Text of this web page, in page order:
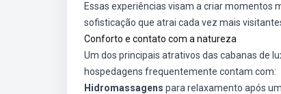
Essas experiências visam a criar momentos
sofisticação que atrai cada vez mais
Conforto e contato com a natureza
Um dos principais atrativos das cabanas de
hospedagens frequentemente contam com:
Hidromassagens para relaxamento após